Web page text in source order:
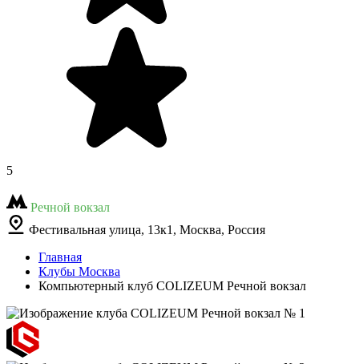
5
Речной вокзал
Фестивальная улица, 13к1, Москва, Россия
Главная
Клубы Москва
Компьютерный клуб COLIZEUM Речной вокзал